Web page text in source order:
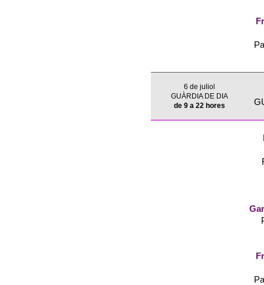
6 de juliol
GUÀRDIA DE DIA
de 9 a 22 hores